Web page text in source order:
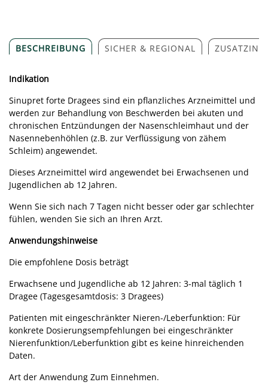
BESCHREIBUNG SICHER & REGIONAL
Indikation
Sinupret forte Dragees sind ein pflanzliches Arzneimittel und
werden zur Behandlung von Beschwerden bei akuten und
chronischen Entzündungen der Nasenschleimhaut und der
Nasennebenhöhlen (z.B. zur Verflüssigung von zähem
Schleim) angewendet.
Dieses Arzneimittel wird angewendet bei Erwachsenen und
Jugendlichen ab 12 Jahren.
Wenn Sie sich nach 7 Tagen nicht besser oder gar schlechter
fühlen, wenden Sie sich an Ihren Arzt.
Anwendungshinweise
Die empfohlene Dosis beträgt
Erwachsene und Jugendliche ab 12 Jahren: 3-mal täglich 1
Dragee (Tagesgesamtdosis: 3 Dragees)
Patienten mit eingeschränkter Nieren-/Leberfunktion: Für
konkrete Dosierungsempfehlungen bei eingeschränkter
Nierenfunktion/Leberfunktion gibt es keine hinreichenden
Daten.
Art der Anwendung Zum Einnehmen.